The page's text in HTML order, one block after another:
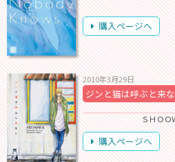
購入ページへ
2010年3月29日
ジンと猫は呼ぶと来
ＳＨＯＯ
購入ページへ